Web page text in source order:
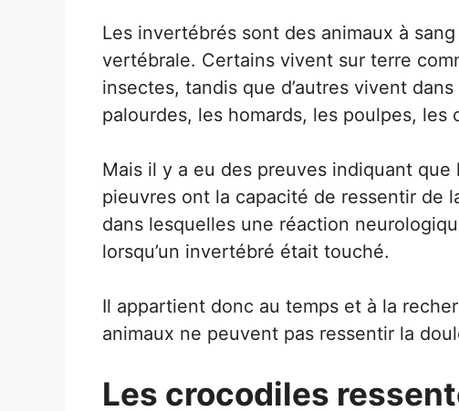
Les invertébrés sont des animaux à
vertébrale. Certains vivent sur terre
insectes, tandis que d’autres vivent
palourdes, les homards, les poulpes, les
Mais il y a eu des preuves indiquant
pieuvres ont la capacité de ressentir de
dans lesquelles une réaction
lorsqu’un invertébré était touché.
Il appartient donc au temps et à la
animaux ne peuvent pas ressentir la
Les crocodiles